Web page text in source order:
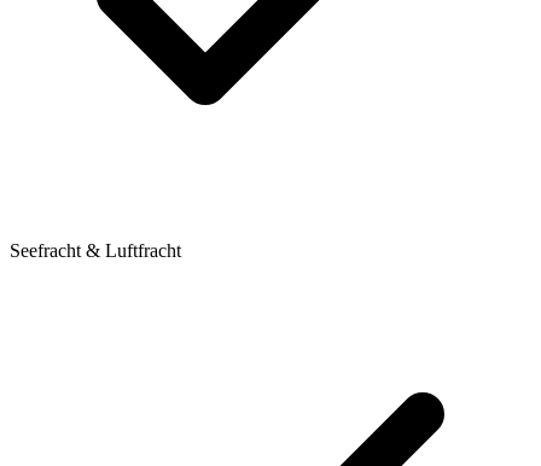
Seefracht & Luftfracht